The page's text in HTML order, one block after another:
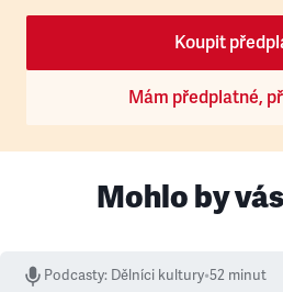
Koupit
Mám předplatné,
Mohlo by
Podcasty: Dělníci kultury•52 minut